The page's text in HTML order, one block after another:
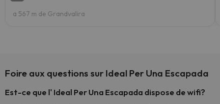
a 567 m de Grandvalira
Foire aux questions sur Ideal Per Una Escapada
Est-ce que l' Ideal Per Una Escapada dispose de wifi?